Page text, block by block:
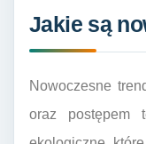
Jakie są
Nowoczesne
oraz postępem